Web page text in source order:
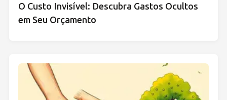
O Custo Invisível: Descubra Gastos Ocultos
em Seu Orçamento